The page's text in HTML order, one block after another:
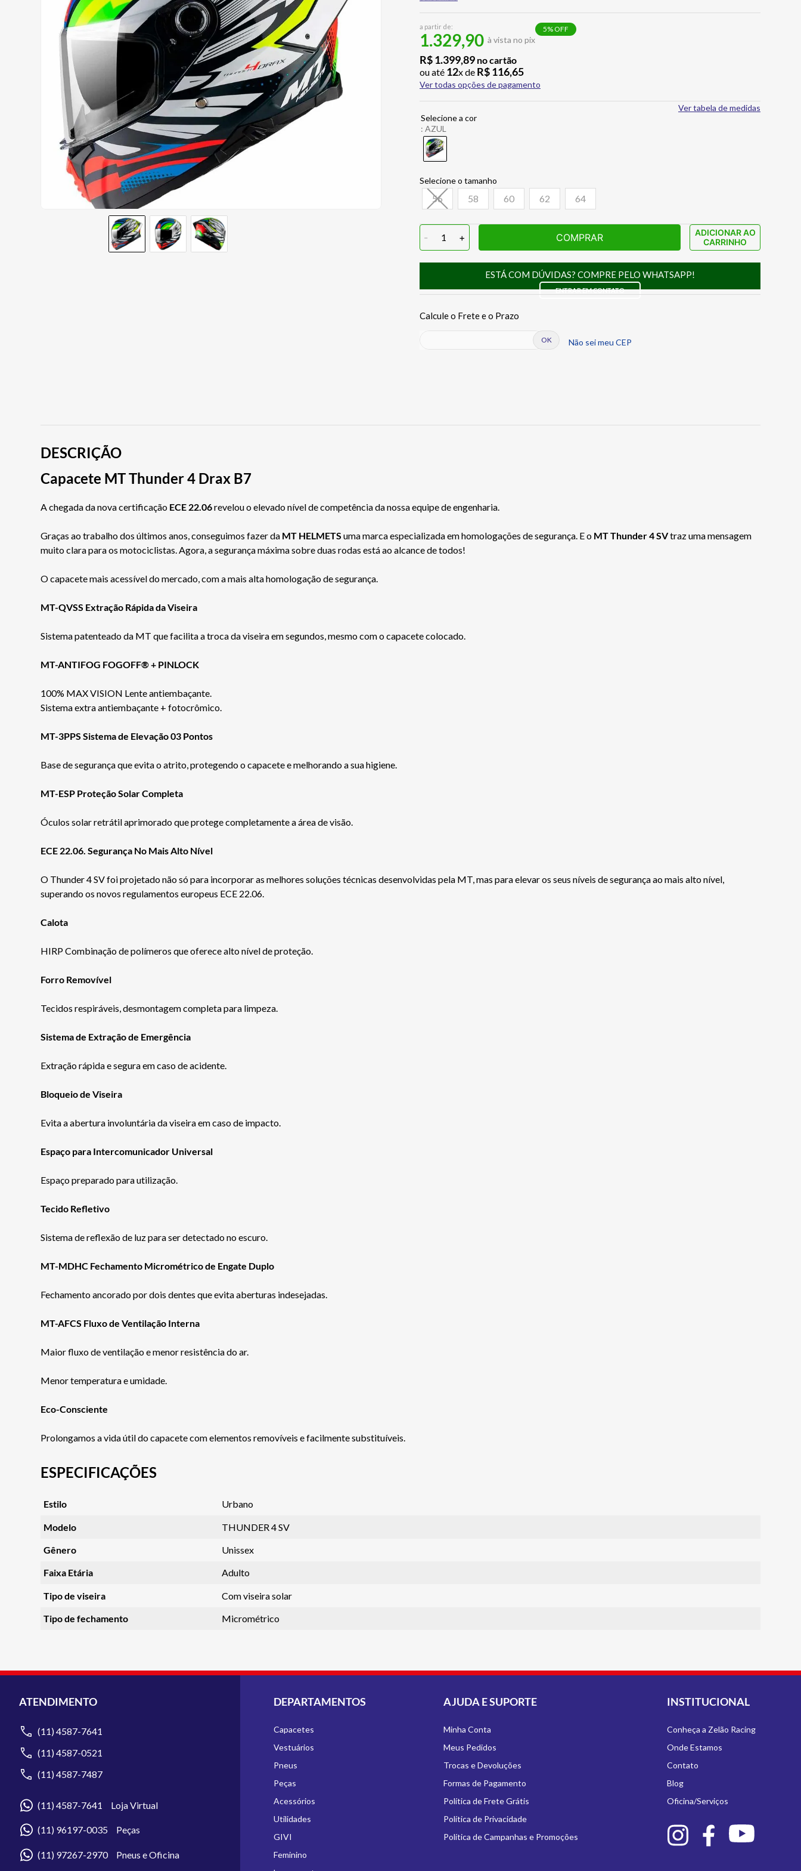
a partir de:
1.329,90 à vista no pix
5% OFF
R$1.399,89 no cartão
ou até 12x de R$116,65
Ver todas opções de pagamento
: AZUL
56 58 60 62 64
Ver tabela de medidas
- 1 + COMPRAR
ADICIONAR AO
CARRINHO
ESTÁ COM DÚVIDAS? COMPRE PELO WHATSAPP!
ENTRAR EM CONTATO
Não sei meu CEP
DESCRIÇÃO
Capacete MT Thunder 4 Drax B7
A chegada da nova certificação ECE 22.06revelou o elevado nível de competência da nossa equipe de engenharia.
Graças ao trabalho dos últimos anos, conseguimos fazer da MT HELMETS uma marca especializada em homologações de segurança. E o MT Thunder 4 SVtraz uma mensagem
muito clara para os motociclistas. Agora, a segurança máxima sobre duas rodas está ao alcance de todos!
O capacete mais acessível do mercado, com a mais alta homologação de segurança.
MT-QVSS Extração Rápida da Viseira
Sistema patenteado da MT que facilita a troca da viseira em segundos, mesmo com o capacete colocado.
MT-ANTIFOG FOGOFF® + PINLOCK
100% MAX VISION Lente antiembaçante.
Sistema extra antiembaçante + fotocrômico.
MT-3PPS Sistema de Elevação 03 Pontos
Base de segurança que evita o atrito, protegendo o capacete e melhorando a sua higiene.
MT-ESP Proteção Solar Completa
Óculos solar retrátil aprimorado que protege completamente a área de visão.
ECE 22.06. Segurança No Mais Alto Nível
O Thunder 4 SV foi projetado não só para incorporar as melhores soluções técnicas desenvolvidas pela MT, mas para elevar os seus níveis de segurança ao mais alto nível,
superando os novos regulamentos europeus ECE 22.06.
Calota
HIRP Combinação de polímeros que oferece alto nível de proteção.
Forro Removível
Tecidos respiráveis, desmontagem completa para limpeza.
Sistema de Extração de Emergência
Extração rápida e segura em caso de acidente.
Bloqueio de Viseira
Evita a abertura involuntária da viseira em caso de impacto.
Espaço para Intercomunicador Universal
Espaço preparado para utilização.
Tecido Refletivo
Sistema de reflexão de luz para ser detectado no escuro.
MT-MDHC Fechamento Micrométrico de Engate Duplo
Fechamento ancorado por dois dentes que evita aberturas indesejadas.
MT-AFCS Fluxo de Ventilação Interna
Maior fluxo de ventilação e menor resistência do ar.
Menor temperatura e umidade.
Eco-Consciente
Prolongamos a vida útil do capacete com elementos removíveis e facilmente substituíveis.
ESPECIFICAÇÕES
Estilo Urbano
Modelo THUNDER 4 SV
Gênero Unissex
Faixa Etária Adulto
Tipo de viseira Com viseira solar
Tipo de fechamento Micrométrico
ATENDIMENTO
(11) 4587-7641
(11) 4587-0521
(11) 4587-7487
(11) 4587-7641 Loja Virtual
(11) 96197-0035 Peças
(11) 97267-2970 Pneus e Oficina
DEPARTAMENTOS
Capacetes
Vestuários
Pneus
Peças
Acessórios
Utilidades
GIVI
Feminino
AJUDA E SUPORTE
Minha Conta
Meus Pedidos
Trocas e Devoluções
Formas de Pagamento
Política de Frete Grátis
Política de Privacidade
Política de Campanhas e Promoções
INSTITUCIONAL
Conheça a Zelão Racing
Onde Estamos
Contato
Blog
Oficina/Serviços
9º AIROH
10º BOTAS